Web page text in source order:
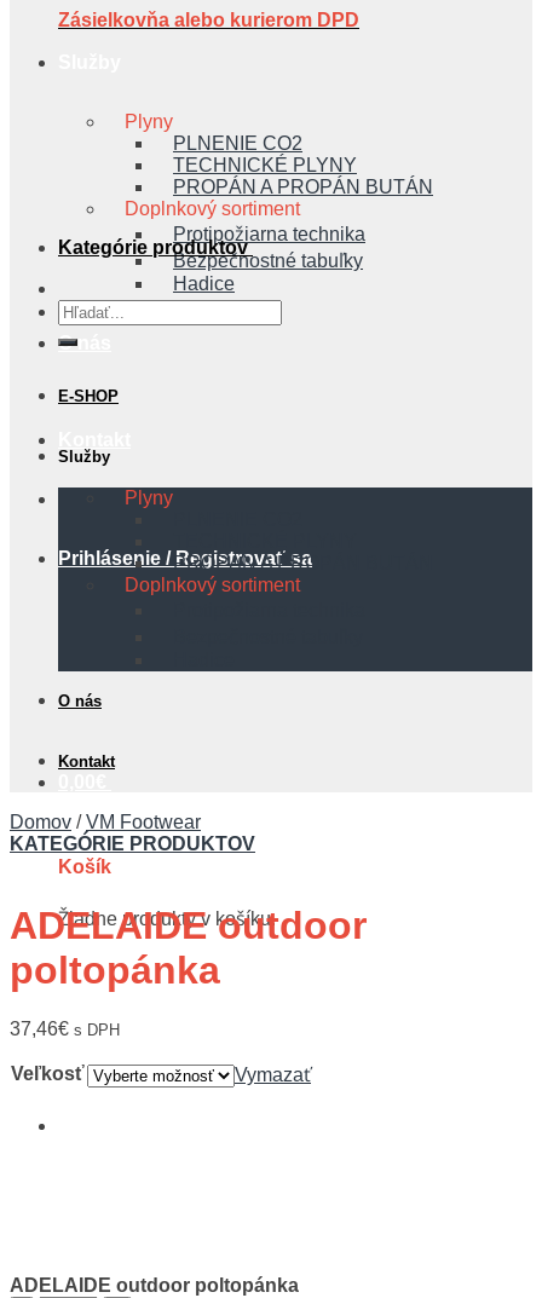
Plyny
PLNENIE CO2
TECHNICKÉ PLYNY
PROPÁN A PROPÁN BUTÁN
Doplnkový sortiment
Protipožiarna technika
Bezpečnostné tabuľky
Hadice
O nás
Prihlásenie / Registrovať sa
Košík
Žiadne produkty v košíku.
Zásielkovňa alebo kurierom DPD
Kategórie produktov
Hľadať:
E-SHOP
Služby
Plyny
PROPÁN A PROPÁN BUTÁN
Doplnkový sortiment
O nás
Kontakt
Domov / VM Footwear
KATEGÓRIE PRODUKTOV
ADELAIDE outdoor
poltopánka
37,46€ s DPH
Veľkosť Vymazať
ADELAIDE outdoor poltopánka